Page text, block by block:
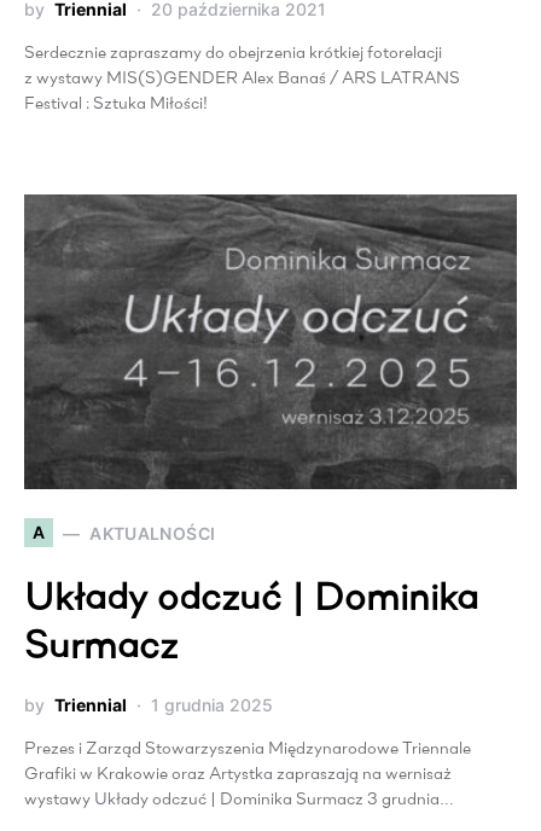
by Triennial 20 października 2021
Serdecznie zapraszamy do obejrzenia krótkiej fotorelacji
z wystawy MIS(S)GENDER Alex Banaś / ARS LATRANS
Festival : Sztuka Miłości!
A AKTUALNOŚCI
Układy odczuć | Dominika
Surmacz
by Triennial 1 grudnia 2025
Prezes i Zarząd Stowarzyszenia Międzynarodowe Triennale
Grafiki w Krakowie oraz Artystka zapraszają na wernisaż
wystawy Układy odczuć | Dominika Surmacz 3 grudnia…